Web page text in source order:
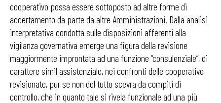
cooperativo possa essere sottoposto ad altre forme di
accertamento da parte da altre Amministrazioni. Dalla analisi
interpretativa condotta sulle disposizioni afferenti alla
vigilanza governativa emerge una figura della revisione
maggiormente improntata ad una funzione “consulenziale”, di
carattere simil assistenziale, nei confronti delle cooperative
revisionate, pur se non del tutto scevra da compiti di
controllo, che in quanto tale si rivela funzionale ad una più